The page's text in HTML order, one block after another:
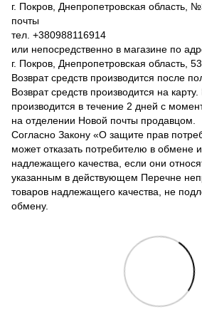
г. Покров, Днепропетровская область,
почты
тел. +380988116914
или непосредственно в магазине по
г. Покров, Днепропетровская область,
Возврат средств производится после
Возврат средств производится на
производится в течение 2 дней с
на отделении Новой почты продавцом.
Согласно Закону «О защите прав
может отказать потребителю в обмене
надлежащего качества, если они
указанным в действующем Перечне
товаров надлежащего качества, не
обмену.